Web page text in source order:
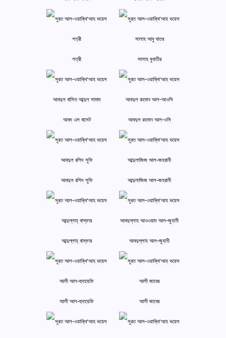
শত্রী সালাহ বুখাতীর
আবদ এল বাসেট আবদুল রহমান আল-ওসি
আবদুল রশিদ সুফি আব্দুলাজিজ আল-জহরানী
আব্দুল্লাহ্ বাস্‌ফার আবদুল্লাহ আল-জুহানী
আলী আল-হুদায়েফি আলী জাবের